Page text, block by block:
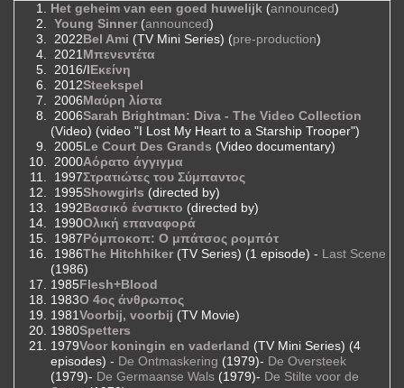
Het geheim van een goed huwelijk (announced)
Young Sinner (announced)
2022Bel Ami (TV Mini Series) (pre-production)
2021Μπενεντέτα
2016/IΕκείνη
2012Steekspel
2006Μαύρη λίστα
2006Sarah Brightman: Diva - The Video Collection
(Video) (video "I Lost My Heart to a Starship Trooper")
2005Le Court Des Grands (Video documentary)
2000Αόρατο άγγιγμα
1997Στρατιώτες του Σύμπαντος
1995Showgirls (directed by)
1992Βασικό ένστικτο (directed by)
1990Ολική επαναφορά
1987Ρόμποκοπ: Ο μπάτσος ρομπότ
1986The Hitchhiker (TV Series) (1 episode) - Last Scene
(1986)
1985Flesh+Blood
1983Ο 4ος άνθρωπος
1981Voorbij, voorbij (TV Movie)
1980Spetters
1979Voor koningin en vaderland (TV Mini Series) (4
episodes) - De Ontmaskering (1979)- De Oversteek
(1979)- De Germaanse Wals (1979)- De Stilte voor de